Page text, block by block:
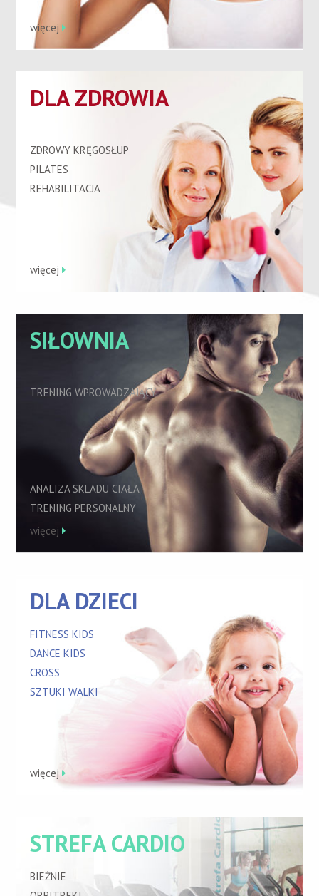
więcej
DLA ZDROWIA
ZDROWY KRĘGOSŁUP
PILATES
REHABILITACJA
więcej
SIŁOWNIA
TRENING WPROWADZAJĄCY
ANALIZA SKLADU CIAŁA
TRENING PERSONALNY
więcej
DLA DZIECI
FITNESS KIDS
DANCE KIDS
CROSS
SZTUKI WALKI
więcej
STREFA CARDIO
BIEŻNIE